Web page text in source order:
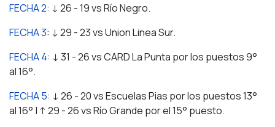
FECHA 2: ↓ 26 - 19 vs Río Negro.
FECHA 3: ↓ 29 - 23 vs Union Linea Sur.
FECHA 4: ↓ 31 - 26 vs CARD La Punta por los puestos 9°
al 16°.
FECHA 5: ↓ 26 - 20 vs Escuelas Pias por los puestos 13°
al 16° | ↑ 29 - 26 vs Río Grande por el 15° puesto.